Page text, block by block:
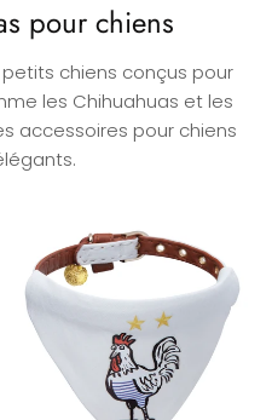
pour chiens
chiens conçus pour
les Chihuahuas et les
accessoires pour chiens